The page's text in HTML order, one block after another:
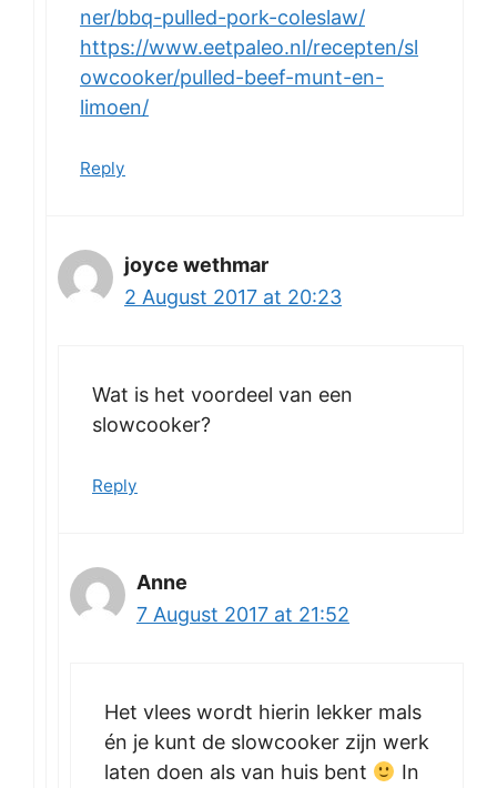
ner/bbq-pulled-pork-coleslaw/
https://www.eetpaleo.nl/recepten/sl
owcooker/pulled-beef-munt-en-
limoen/
Reply
joyce wethmar
2 August 2017 at 20:23
Wat is het voordeel van een
slowcooker?
Reply
Anne
7 August 2017 at 21:52
Het vlees wordt hierin lekker mals
én je kunt de slowcooker zijn werk
laten doen als van huis bent
In